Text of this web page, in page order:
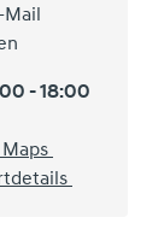
Mail
- 18:00